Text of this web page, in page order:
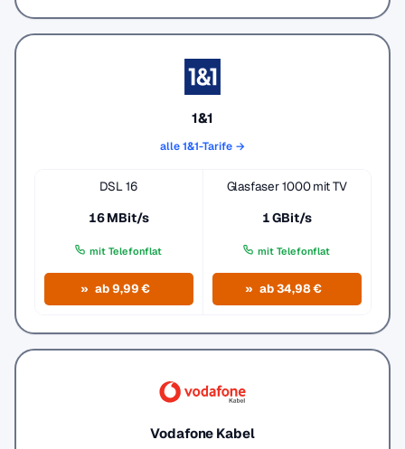
1&1
alle 1&1-Tarife →
DSL 16
16 MBit/s
mit Telefonflat
ab 9,99 €
Glasfaser 1000 mit TV
1 GBit/s
mit Telefonflat
ab 34,98 €
Vodafone Kabel